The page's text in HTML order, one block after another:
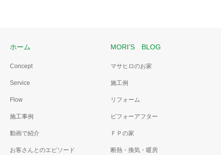
ホーム
Concept
Service
Flow
施工事例
動画で紹介
お客さんとのエピソード
MORI’S BLOG
マサヒロのお家
施工例
リフォーム
ビフォーアフター
ＦＰの家
断熱・換気・暖房